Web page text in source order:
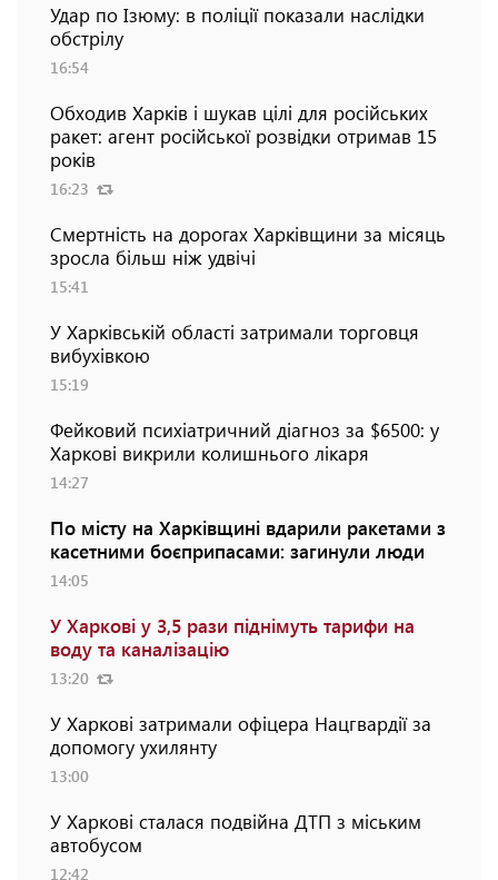
Удар по Ізюму: в поліції показали наслідки
обстрілу
16:54
Обходив Харків і шукав цілі для російських
ракет: агент російської розвідки отримав 15
років
16:23
Смертність на дорогах Харківщини за місяць
зросла більш ніж удвічі
15:41
У Харківській області затримали торговця
вибухівкою
15:19
Фейковий психіатричний діагноз за $6500: у
Харкові викрили колишнього лікаря
14:27
По місту на Харківщині вдарили ракетами з
касетними боєприпасами: загинули люди
14:05
У Харкові у 3,5 рази піднімуть тарифи на
воду та каналізацію
13:20
У Харкові затримали офіцера Нацгвардії за
допомогу ухилянту
13:00
У Харкові сталася подвійна ДТП з міським
автобусом
12:42